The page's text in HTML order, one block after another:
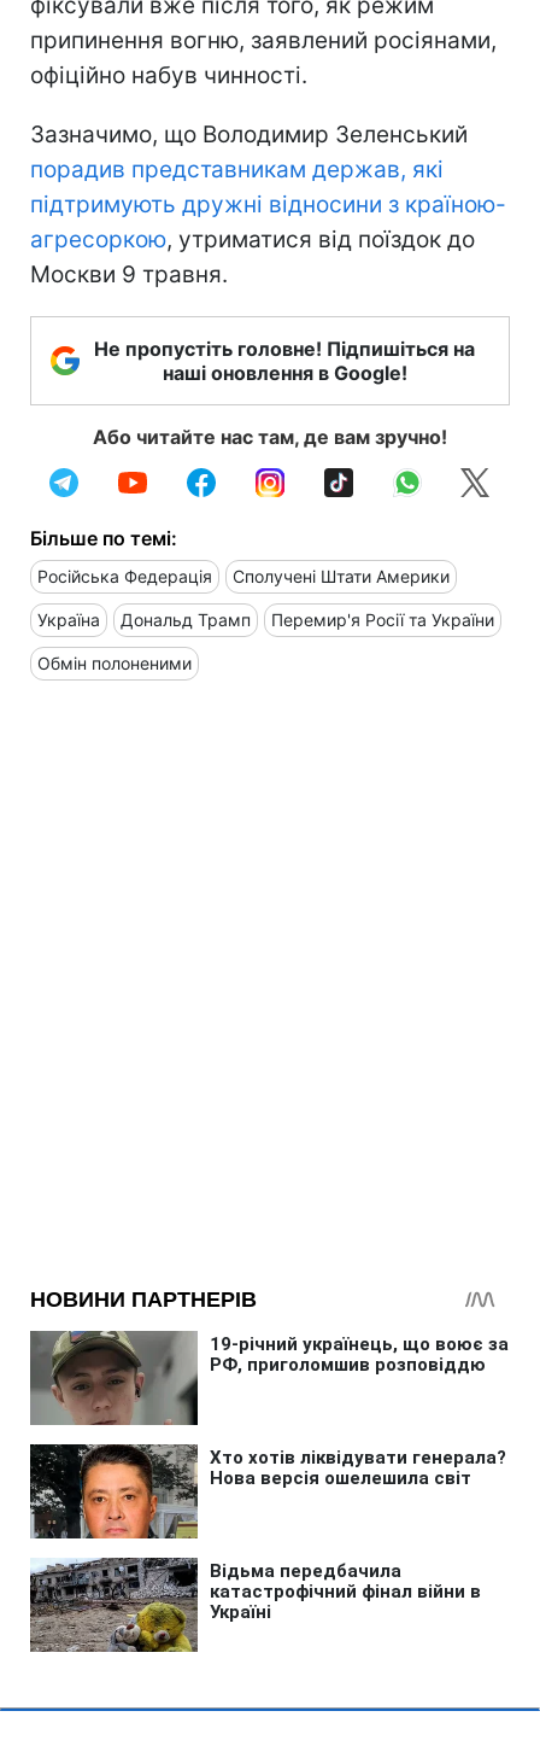
припинення вогню, заявлений росіянами,
офіційно набув чинності.
Зазначимо, що Володимир Зеленський
порадив представникам держав, які
підтримують дружні відносини з країною-
агресоркою, утриматися від поїздок до
Москви 9 травня.
Не пропустіть головне! Підпишіться на
наші оновлення в Google!
Або читайте нас там, де вам зручно!
Більше по темі:
Російська Федерація Сполучені Штати Америки
Україна Дональд Трамп Перемир'я Росії та України
Обмін полоненими